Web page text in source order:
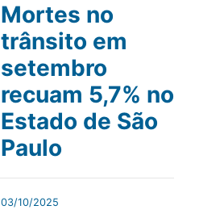
Mortes no
trânsito em
setembro
recuam 5,7% no
Estado de São
Paulo
03/10/2025